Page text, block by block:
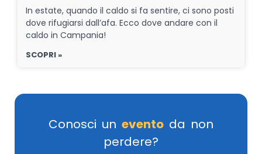
In estate, quando il caldo si fa sentire, ci sono posti
dove rifugiarsi dall’afa. Ecco dove andare con il
caldo in Campania!
SCOPRI »
Conosci un evento da non
perdere?